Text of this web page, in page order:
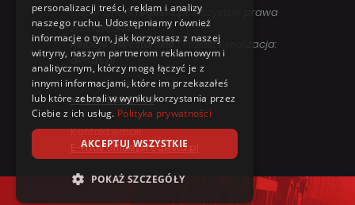
Copyright ©regesta.pl. Wszystkie prawa
zastrzezone
Relacje inwestorskie| Projekt i realizacja:
dimax.pl
Kontakt telefoniczny:
+48 41 358 27 00
Kontakt email:
E-mail office@regesta.pl
personalizacji treści, reklam i analizy
naszego ruchu. Udostępniamy również
informacje o tym, jak korzystasz z naszej
witryny, naszym partnerom reklamowym i
analitycznym, którzy mogą łączyć je z
innymi informacjami, które im przekazałeś
lub które zebrali w wyniku korzystania przez
Ciebie z ich usług. Polityka prywatności
AKCEPTUJ WSZYSTKIE
POKAŻ SZCZEGÓŁY